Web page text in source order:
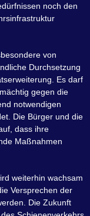
noch den
von
Durchsetzung
Es darf
gegen die
notwendigen
Die Bürger und die
dass ihre
Maßnahmen
weiterhin wachsam
Versprechen der
Die Zukunft